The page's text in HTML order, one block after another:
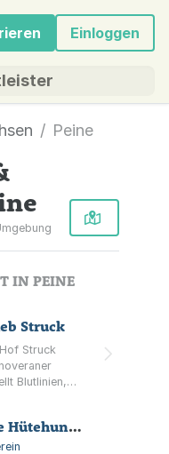
Einloggen
Peine
IN PEINE
Struck
Struck
Blutlinien,
Club für Britische Hütehunde e.V.